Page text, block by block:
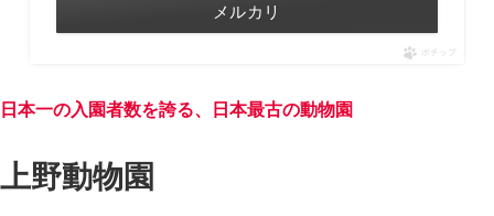
メルカリ
ポチップ
日本一の入園者数を誇る、日本最古の動物園
上野動物園